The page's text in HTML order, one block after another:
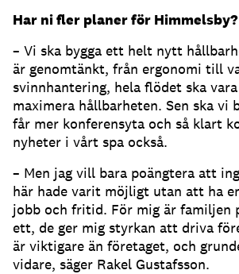
Har ni fler planer för Himmelsby?
– Vi ska bygga ett helt nytt
är genomtänkt, från ergonomi till
svinnhantering, hela flödet ska
maximera hållbarheten. Sen ska vi
får mer konferensyta och så klart
nyheter i vårt spa också.
– Men jag vill bara poängtera att
här hade varit möjligt utan att ha
jobb och fritid. För mig är familjen
ett, de ger mig styrkan att driva
är viktigare än företaget, och
vidare, säger Rakel Gustafsson.